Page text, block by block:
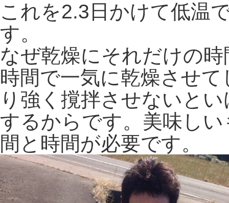
これを2.3日かけて低温
す。
なぜ乾燥にそれだけの
時間で一気に乾燥させ
り強く撹拌させないと
するからです。美味し
間と時間が必要です。